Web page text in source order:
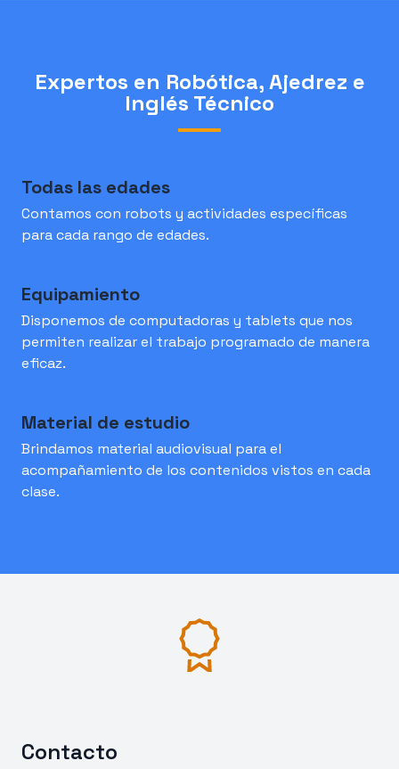
Expertos en Robótica, Ajedrez e
Inglés Técnico
Todas las edades
Contamos con robots y actividades específicas
para cada rango de edades.
Equipamiento
Disponemos de computadoras y tablets que nos
permiten realizar el trabajo programado de manera
eficaz.
Material de estudio
Brindamos material audiovisual para el
acompañamiento de los contenidos vistos en cada
clase.
Contacto